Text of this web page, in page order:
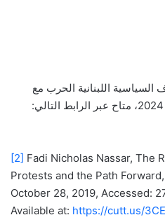
السياسية اللبنانية الحرب مع
[2] Fadi Nicholas Nassar, The
Protests and the Path
October 28, 2019, Accessed:
Available at: https://cutt.us/